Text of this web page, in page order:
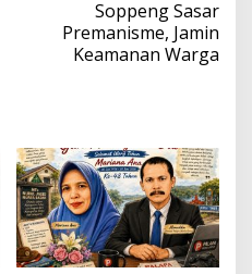
Soppeng Sasar
Premanisme, Jamin
Keamanan Warga